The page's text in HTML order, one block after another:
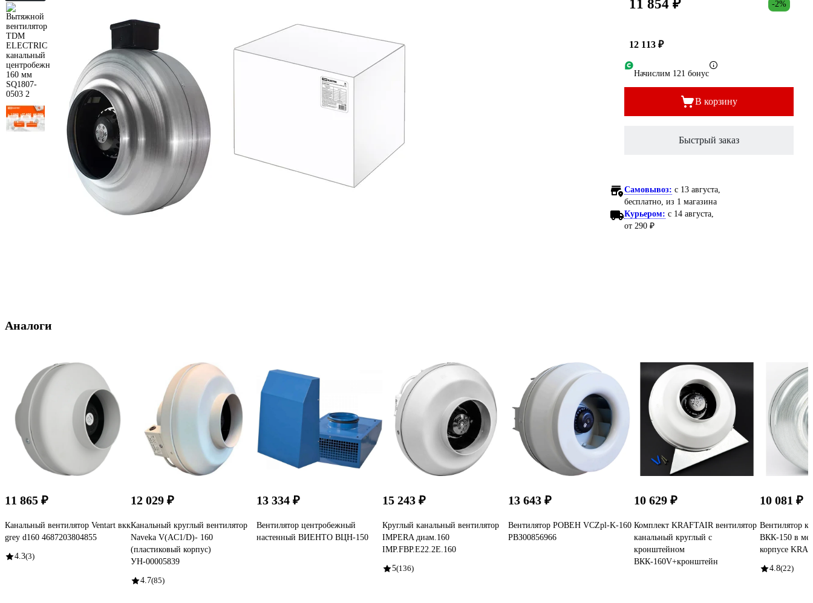
11 854 ₽ -2%
12 113 ₽
Начислим 121 бонус
В корзину
Быстрый заказ
Самовывоз: c 13 августа,
бесплатно , из 1 магазина
Курьером: c 14 августа,
от 290 ₽
Аналоги
11 865 ₽
Канальный вентилятор Ventart вкк
grey d160 4687203804855
4.3(3)
12 029 ₽
Канальный круглый вентилятор
Naveka V(AC1/D)- 160
(пластиковый корпус)
УН-00005839
4.7(85)
13 334 ₽
Вентилятор центробежный
настенный ВИЕНТО ВЦН-150
15 243 ₽
Круглый канальный вентилятор
IMPERA диам.160
IMP.FBP.E22.2E.160
5(136)
13 643 ₽
Вентилятор РОВЕН VCZpl-K-160
РВЗ00856966
10 629 ₽
Комплект KRAFTAIR вентилятор
канальный круглый с
кронштейном
ВКК-160V+кронштейн
10 081 ₽
Вентилятор
ВКК-150 в
корпусе
4.8(22)